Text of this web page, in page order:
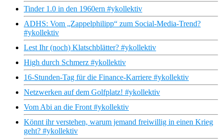
Tinder 1.0 in den 1960ern #ykollektiv
ADHS: Vom „Zappelphilipp“ zum Social-Media-Trend?
#ykollektiv
Lest Ihr (noch) Klatschblätter? #ykollektiv
High durch Schmerz #ykollektiv
16-Stunden-Tag für die Finance-Karriere #ykollektiv
Netzwerken auf dem Golfplatz! #ykollektiv
Vom Abi an die Front #ykollektiv
Könnt ihr verstehen, warum jemand freiwillig in einen Krieg
geht? #ykollektiv